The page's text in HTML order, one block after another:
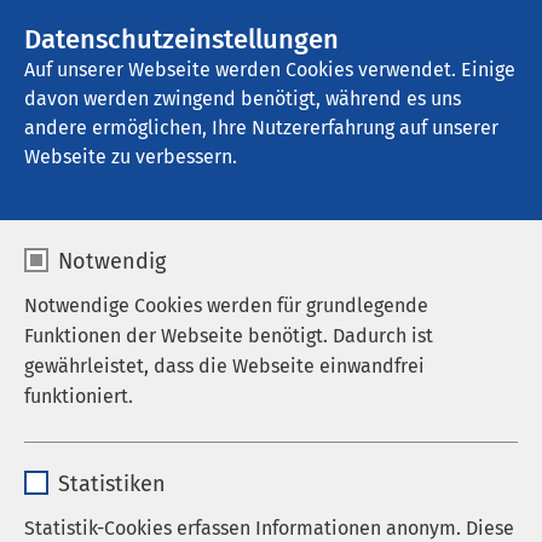
Datenschutzeinstellungen
Auf unserer Webseite werden Cookies verwendet. Einige
davon werden zwingend benötigt, während es uns
andere ermöglichen, Ihre Nutzererfahrung auf unserer
Webseite zu verbessern.
Notwendig
Notwendige Cookies werden für grundlegende
Funktionen der Webseite benötigt. Dadurch ist
gewährleistet, dass die Webseite einwandfrei
funktioniert.
Anbieter sgalinski
Statistiken
Statistik-Cookies erfassen Informationen anonym. Diese
AMEOS Klinikum Preetz
Kontakt
Anrede
Nachname*